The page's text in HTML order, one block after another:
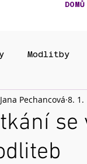
DOMŮ
Modlitby
Jana Pechancová 8. 1.